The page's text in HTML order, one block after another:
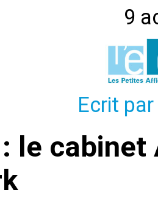
9
Ecrit
le cabinet